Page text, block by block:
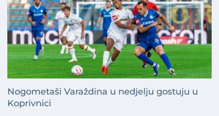
Nogometaši Varaždina u nedjelju gostuju u
Koprivnici